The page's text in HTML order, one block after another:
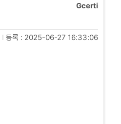
Gcerti
I 등록 : 2025-06-27 16:33:06